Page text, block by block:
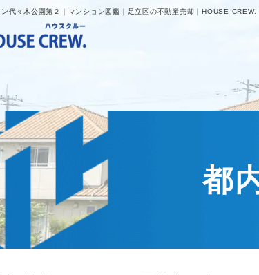
代々木公園第２｜マンション図鑑｜足立区の不動産売却｜HOUSE CREW.
都